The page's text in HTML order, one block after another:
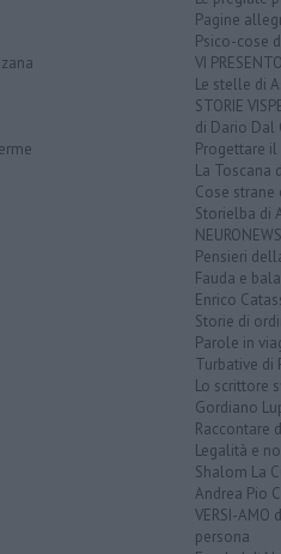
Pagine
Psico-cose
VI
Le stelle di
STORIE
di Dario Dal
Progettare il
La Toscana
Cose strane
Storielba di
Pensieri
Fauda e
Enrico
Storie di
Parole in
Turbative di
Lo scrittore
Gordiano
Raccontare
Legalità e
Shalom La
Andrea Pio
VERSI-
persona